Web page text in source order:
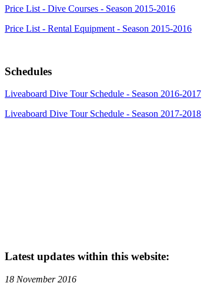
Price List - Dive Courses - Season 2015-2016
Price List - Rental Equipment - Season 2015-2016
Schedules
Liveaboard Dive Tour Schedule - Season 2016-2017
Liveaboard Dive Tour Schedule - Season 2017-2018
Latest updates within this website:
18 November 2016